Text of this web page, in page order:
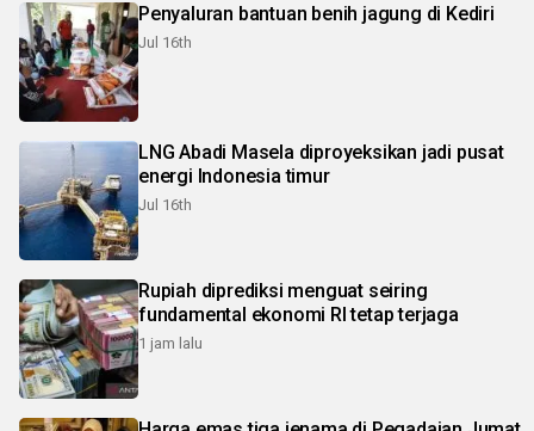
Penyaluran bantuan benih jagung di Kediri
Jul 16th
LNG Abadi Masela diproyeksikan jadi pusat
energi Indonesia timur
Jul 16th
Rupiah diprediksi menguat seiring
fundamental ekonomi RI tetap terjaga
1 jam lalu